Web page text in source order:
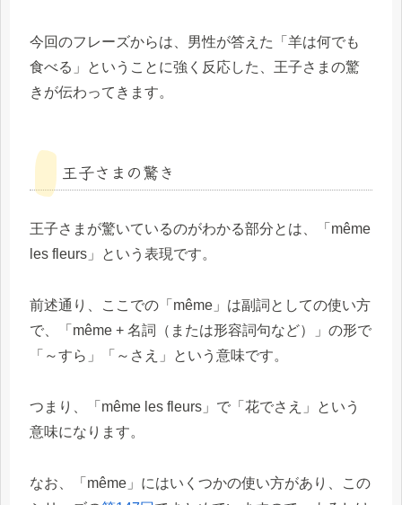
今回のフレーズからは、男性が答えた「羊は何でも
食べる」ということに強く反応した、王子さまの驚
きが伝わってきます。
王子さまの驚き
王子さまが驚いているのがわかる部分とは、「même
les fleurs」という表現です。
前述通り、ここでの「même」は副詞としての使い方
で、「même + 名詞（または形容詞句など）」の形で
「～すら」「～さえ」という意味です。
つまり、「même les fleurs」で「花でさえ」という
意味になります。
なお、「même」にはいくつかの使い方があり、この